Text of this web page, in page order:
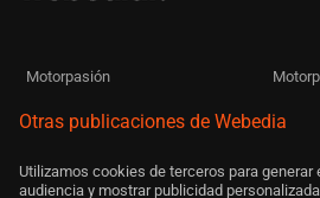
Motorpasión
Otras publicaciones de Webedia
Utilizamos cookies de terceros para
audiencia y mostrar publicidad